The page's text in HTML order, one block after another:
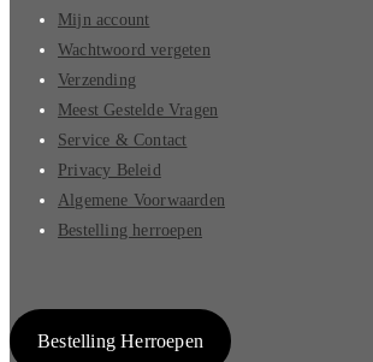
Mijn account
Wachtwoord vergeten
Verzending
Meest Gestelde Vragen
Service & Contact
Privacy Beleid
Algemene Voorwaarden
Bestelling herroepen
Bestelling Herroepen